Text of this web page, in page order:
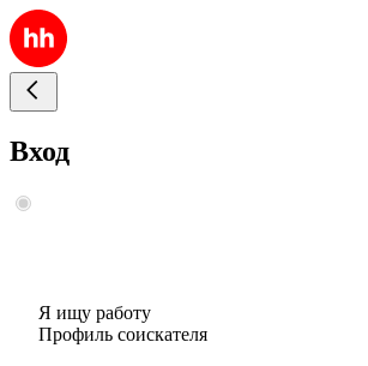
Вход
Я ищу работу
Профиль соискателя